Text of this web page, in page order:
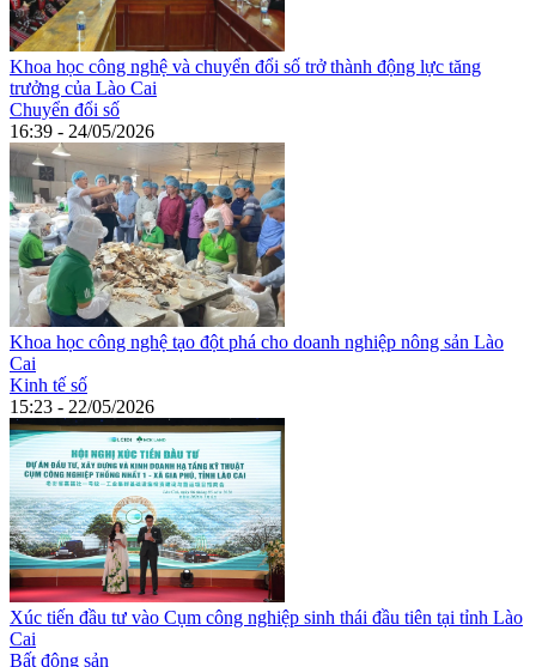
Khoa học công nghệ và chuyển đổi số trở thành động lực tăng
trưởng của Lào Cai
Chuyển đổi số
16:39 - 24/05/2026
Khoa học công nghệ tạo đột phá cho doanh nghiệp nông sản Lào
Cai
Kinh tế số
15:23 - 22/05/2026
Xúc tiến đầu tư vào Cụm công nghiệp sinh thái đầu tiên tại tỉnh Lào
Cai
Bất động sản